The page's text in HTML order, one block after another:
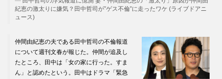
紀恵の激太りに嫌気？田中哲司が”ゲス不倫”に走ったワケ (ライブドアニ
ュース)
仲間由紀恵の夫である田中哲司の不倫報道
について週刊文春が報じた。仲間が追及し
たところ、田中は「女の家に行った。すま
ん」と認めたという。田中はドラマ「緊急